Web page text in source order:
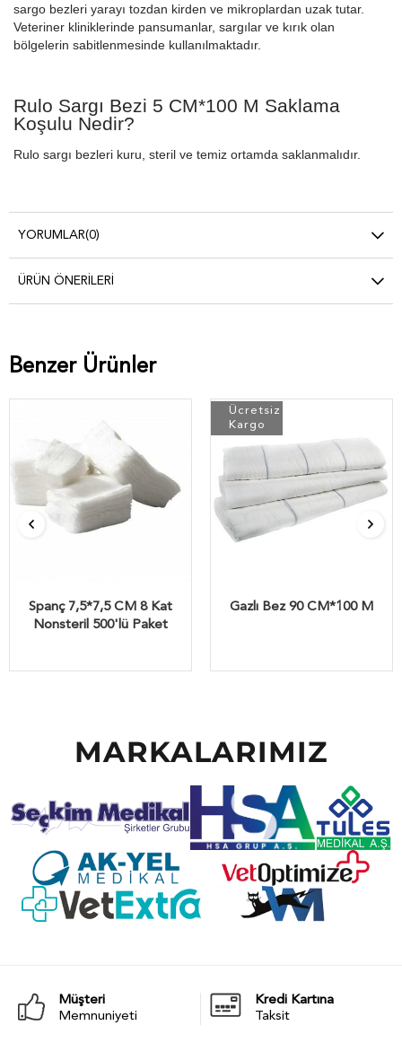
sargo bezleri yarayı tozdan kirden ve mikroplardan uzak tutar.
Veteriner kliniklerinde pansumanlar, sargılar ve kırık olan
bölgelerin sabitlenmesinde kullanılmaktadır.
Rulo Sargı Bezi 5 CM*100 M Saklama
Koşulu Nedir?
Rulo sargı bezleri kuru, steril ve temiz ortamda saklanmalıdır.
YORUMLAR(0)
ÜRÜN ÖNERILERI
Benzer Ürünler
Spanç 7,5*7,5 CM 8 Kat
Nonsteril 500'lü Paket
Gazlı Bez 90 CM*100 M
Ücretsiz
Kargo
MARKALARIMIZ
Müşteri
Memnuniyeti
Kredi Kartına
Taksit